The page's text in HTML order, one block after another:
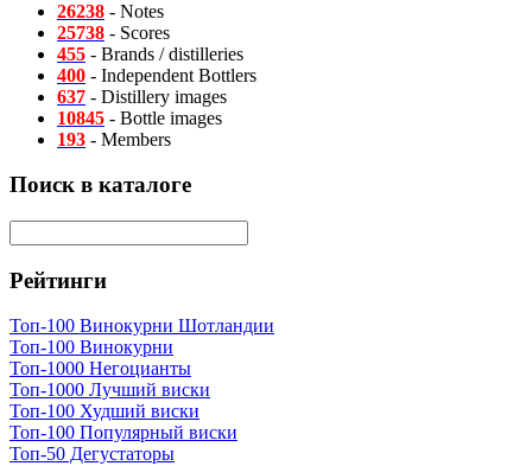
26238 - Notes
25738 - Scores
455 - Brands / distilleries
400 - Independent Bottlers
637 - Distillery images
10845 - Bottle images
193 - Members
Поиск в каталоге
Рейтинги
Топ-100 Винокурни Шотландии
Топ-100 Винокурни
Топ-1000 Негоцианты
Топ-1000 Лучший виски
Топ-100 Худший виски
Топ-100 Популярный виски
Топ-50 Дегустаторы